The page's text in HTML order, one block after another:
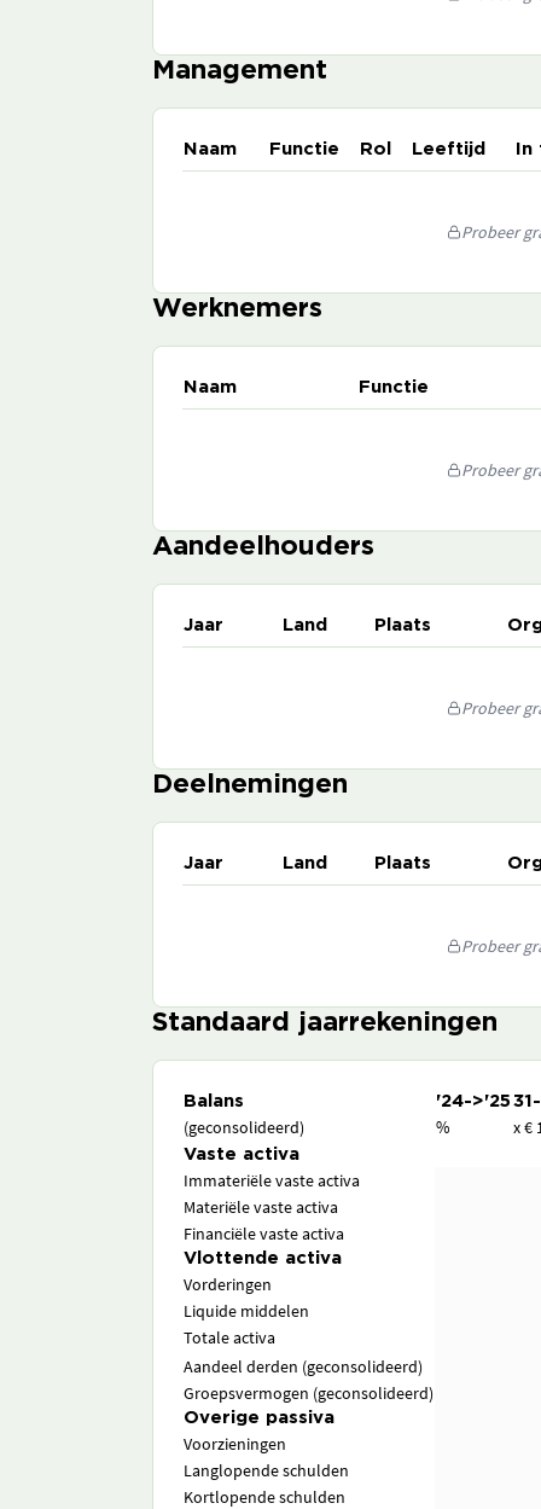
Management
Naam Functie Rol Leeftijd
Probeer
Werknemers
Naam Functie
Probeer
Aandeelhouders
Jaar Land Plaats
Probeer
Deelnemingen
Jaar Land Plaats
Probeer
Standaard jaarrekeningen
Balans '24->'25
(geconsolideerd) % x €
Vaste activa
Immateriële vaste activa
Materiële vaste activa
Financiële vaste activa
Vlottende activa
Vorderingen
Liquide middelen
Totale activa
Aandeel derden (geconsolideerd)
Groepsvermogen (geconsolideerd)
Overige passiva
Voorzieningen
Langlopende schulden
Kortlopende schulden